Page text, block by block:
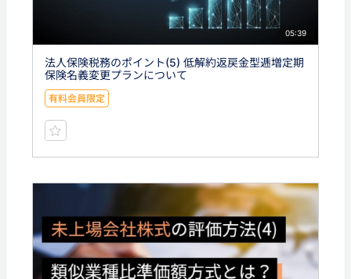
05:39
法人保険税務のポイント(5) 低解約返戻金型逓増定期
保険名義変更プランについて
有料会員限定